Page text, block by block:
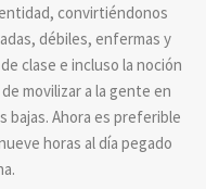
convirtiéndonos
débiles, enfermas y
clase e incluso la noción
movilizar a la gente en
bajas. Ahora es preferible
horas al día pegado